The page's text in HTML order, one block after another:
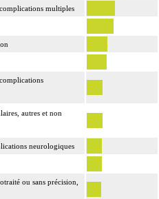
multiples
autres et non
neurologiques
ou sans précision,